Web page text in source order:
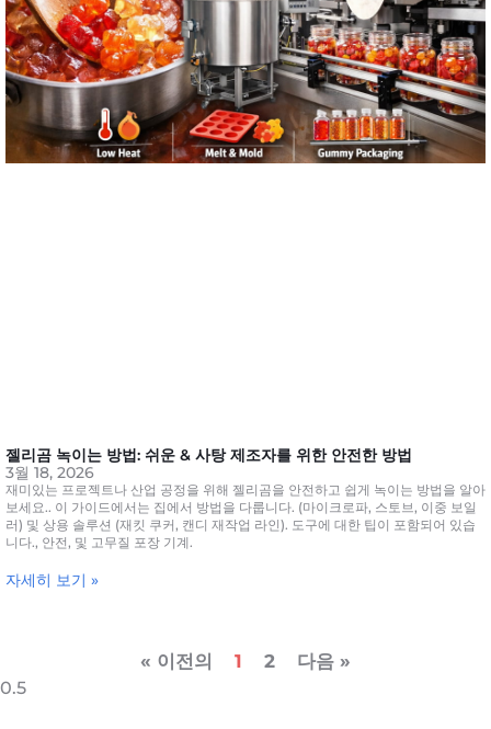
젤리곰 녹이는 방법: 쉬운 & 사탕 제조자를 위한 안전한 방법
3월 18, 2026
재미있는 프로젝트나 산업 공정을 위해 젤리곰을 안전하고 쉽게 녹이는 방법을 알아
보세요.. 이 가이드에서는 집에서 방법을 다룹니다. (마이크로파, 스토브, 이중 보일
러) 및 상용 솔루션 (재킷 쿠커, 캔디 재작업 라인). 도구에 대한 팁이 포함되어 있습
니다., 안전, 및 고무질 포장 기계.
자세히 보기 »
« 이전의 1 2 다음 »